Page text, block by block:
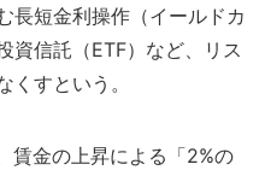
長短金利操作（イールドカ
資信託（ETF）など、リス
くすという。
賃金の上昇による「2%の